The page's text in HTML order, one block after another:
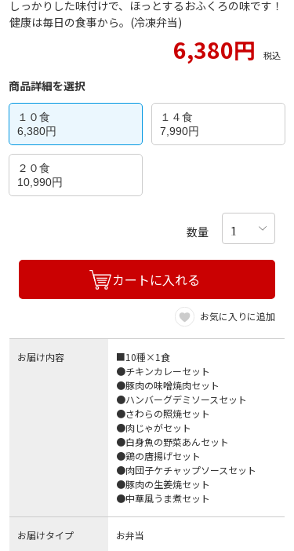
しっかりした味付けで、ほっとするおふくろの味です！
健康は毎日の食事から。(冷凍弁当)
6,380円 税込
商品詳細を選択
１０食
6,380円
１４食
7,990円
２０食
10,990円
数量
カートに入れる
お気に入りに追加
お届け内容
■10種×1食
●チキンカレーセット
●豚肉の味噌焼肉セット
●ハンバーグデミソースセット
●さわらの照焼セット
●肉じゃがセット
●白身魚の野菜あんセット
●鶏の唐揚げセット
●肉団子ケチャップソースセット
●豚肉の生姜焼セット
●中華風うま煮セット
お届けタイプ お弁当